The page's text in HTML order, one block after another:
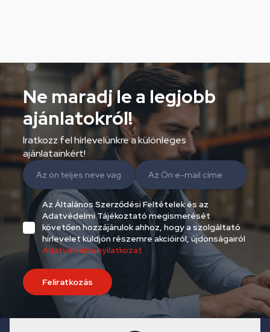
Ne maradj le a legjobb
ajánlatokról!
Iratkozz fel hírlevelünkre a különleges
ajánlatainkért!
Az Általános Szerződési Feltételek és az
Adatvédelmi Tájékoztató megismerését
követően hozzájárulok ahhoz, hogy a szolgáltató
hírlevelet küldjön részemre akcióiról, újdonságairól
Adatvédelmi nyilatkozat
Feliratkozás